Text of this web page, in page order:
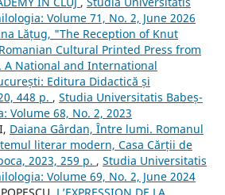
Volume 71, No. 2, June 2026
Lățug, "The Reception of Knut
Cultural Printed Press from
A National and International
Editura Didactică și
448 p. , Studia Universitatis Babeș-
Volume 68, No. 2, 2023
Daiana Gârdan, Între lumi. Romanul
literar modern, Casa Cărții de
2023, 259 p. , Studia Universitatis
Volume 69, No. 2, June 2024
L’EXPRESSION DE LA